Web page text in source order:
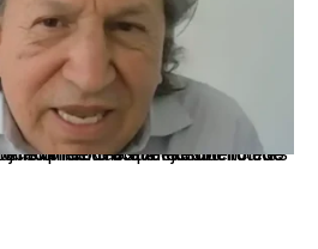
el expresidente Alejandro Toledo será evaluada por la Comisión de Gracias Presidenciales conforme al procedimiento establecido.